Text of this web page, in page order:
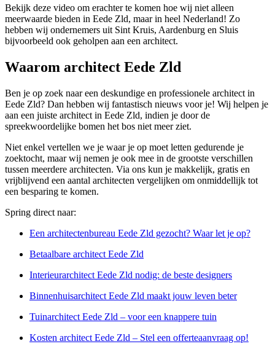
Bekijk deze video om erachter te komen hoe wij niet alleen
meerwaarde bieden in Eede Zld, maar in heel Nederland! Zo
hebben wij ondernemers uit Sint Kruis, Aardenburg en Sluis
bijvoorbeeld ook geholpen aan een architect.
Waarom architect Eede Zld
Ben je op zoek naar een deskundige en professionele architect in
Eede Zld? Dan hebben wij fantastisch nieuws voor je! Wij helpen je
aan een juiste architect in Eede Zld, indien je door de
spreekwoordelijke bomen het bos niet meer ziet.
Niet enkel vertellen we je waar je op moet letten gedurende je
zoektocht, maar wij nemen je ook mee in de grootste verschillen
tussen meerdere architecten. Via ons kun je makkelijk, gratis en
vrijblijvend een aantal architecten vergelijken om onmiddellijk tot
een besparing te komen.
Spring direct naar:
Een architectenbureau Eede Zld gezocht? Waar let je op?
Betaalbare architect Eede Zld
Interieurarchitect Eede Zld nodig: de beste designers
Binnenhuisarchitect Eede Zld maakt jouw leven beter
Tuinarchitect Eede Zld – voor een knappere tuin
Kosten architect Eede Zld – Stel een offerteaanvraag op!